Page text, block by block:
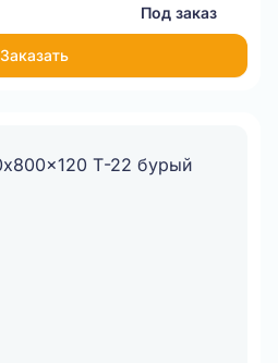
Под заказ
Заказать